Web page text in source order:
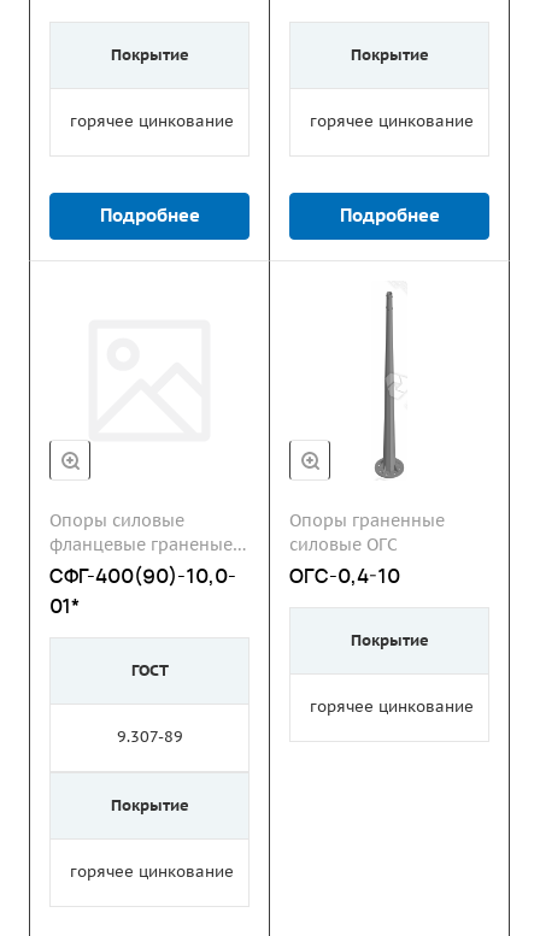
Покрытие
горячее цинкование
Подробнее
Покрытие
горячее цинкование
Подробнее
Опоры силовые
фланцевые граненые
СФГ
СФГ-400(90)-10,0-
01*
ГОСТ
9.307-89
Покрытие
горячее цинкование
Опоры граненные
силовые ОГС
ОГС-0,4-10
Покрытие
горячее цинкование